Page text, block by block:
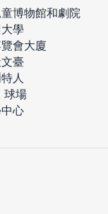
博物館和劇院
學
會大廈
臺
人
球場
心